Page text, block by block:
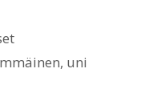
, uni